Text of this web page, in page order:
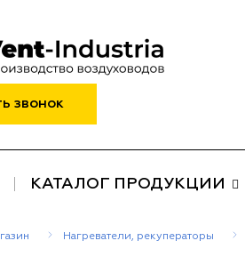
звонок
КАТАЛОГ ПРОДУКЦИИ
Нагреватели, рекуператоры